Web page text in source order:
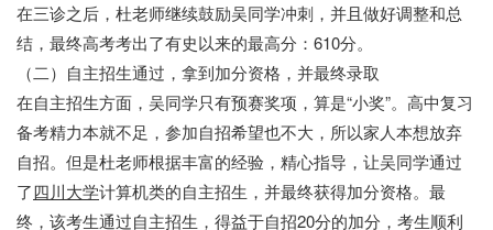
在三诊之后，杜老师继续鼓励吴同学冲刺，并且做好调整和总
结，最终高考考出了有史以来的最高分：610分。
（二）自主招生通过，拿到加分资格，并最终录取
在自主招生方面，吴同学只有预赛奖项，算是“小奖”。高中复习
备考精力本就不足，参加自招希望也不大，所以家人本想放弃
自招。但是杜老师根据丰富的经验，精心指导，让吴同学通过
了四川大学计算机类的自主招生，并最终获得加分资格。最
终，该考生通过自主招生，得益于自招20分的加分，考生顺利